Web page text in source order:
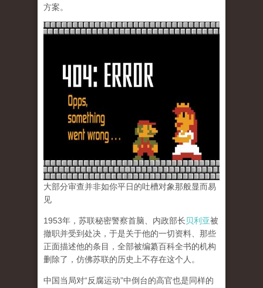
方案。
大部分审查并非如你平日的吐槽对象那般显而易
见
1953年，苏联秘密警察首脑、内政部长贝利亚被
撤职并受到处决，于是关于他的一切资料、那些
正面描述他的条目，全部被编纂百科全书的机构
删除了，仿佛苏联的历史上不存在这个人。
中国当局对“反腐运动”中倒台的高官也是同样的